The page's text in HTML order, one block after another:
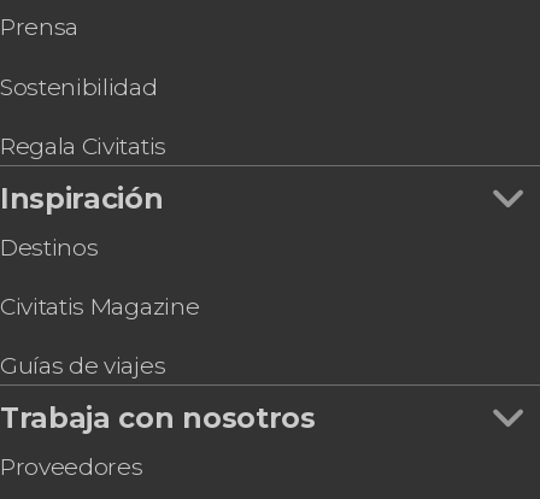
Autobús turístico de Lisboa, Yellowbus
Avistamiento de delfines en Lisboa
Tranvía turístico de Lisboa
Prensa
Sostenibilidad
Regala Civitatis
Inspiración
Destinos
Civitatis Magazine
Guías de viajes
Trabaja con nosotros
Proveedores